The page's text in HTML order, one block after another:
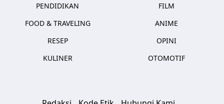
PENDIDIKAN
FOOD & TRAVELING
RESEP
KULINER
FILM
ANIME
OPINI
OTOMOTIF